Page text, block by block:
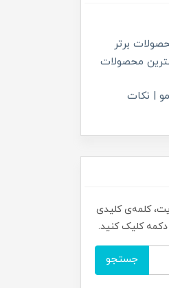
برتر
محصولات
| نکات
کلمه‌ی کلیدی
دکمه کلیک کنید.
جستجو